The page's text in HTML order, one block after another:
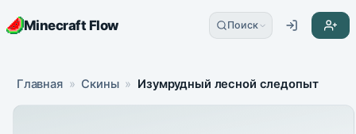
Minecraft Flow Поиск
Главная » Скины » Изумрудный лесной следопыт